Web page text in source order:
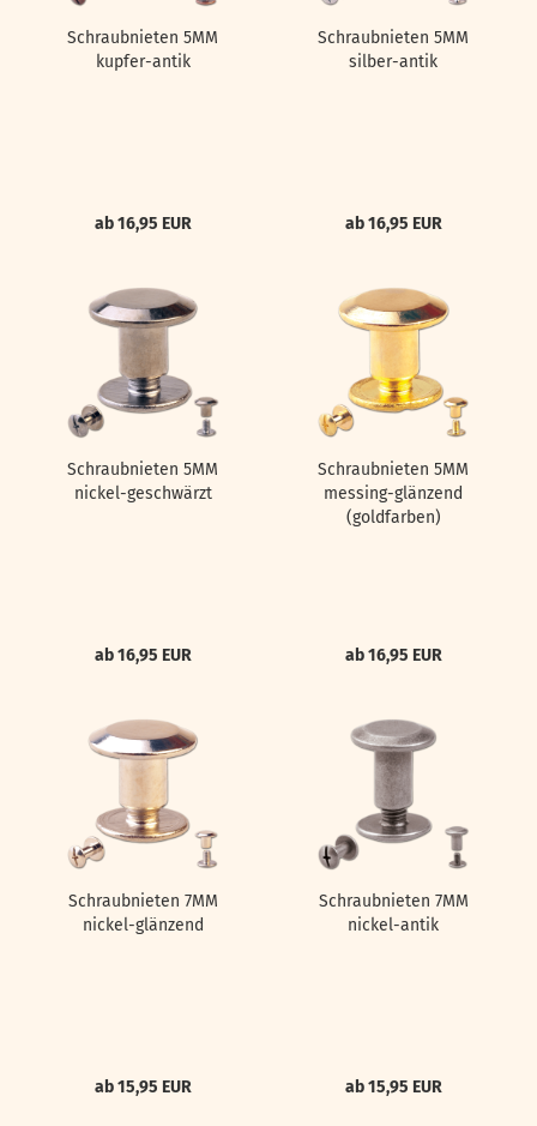
Schraubnieten 5MM
kupfer-antik
ab 16,95 EUR
Schraubnieten 5MM
silber-antik
ab 16,95 EUR
Schraubnieten 5MM
nickel-geschwärzt
ab 16,95 EUR
Schraubnieten 5MM
messing-glänzend
(goldfarben)
ab 16,95 EUR
Schraubnieten 7MM
nickel-glänzend
ab 15,95 EUR
Schraubnieten 7MM
nickel-antik
ab 15,95 EUR